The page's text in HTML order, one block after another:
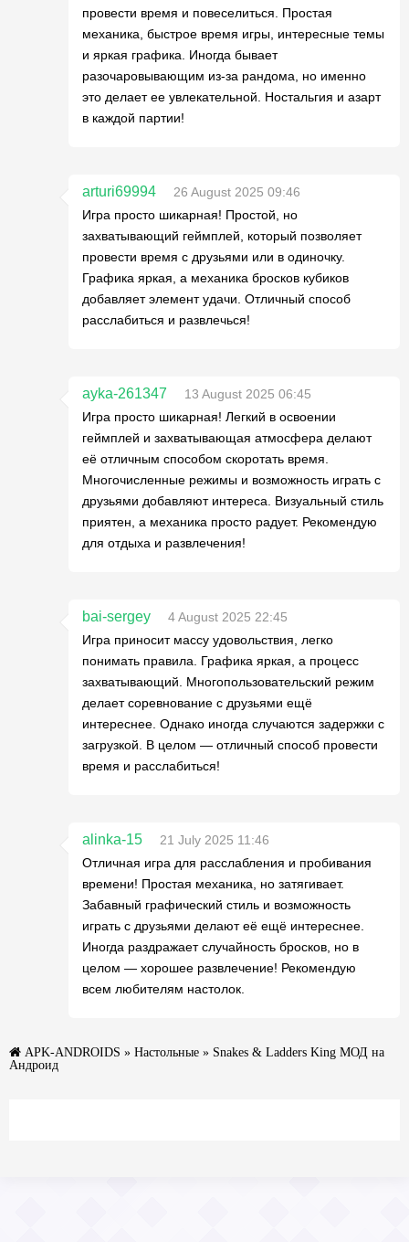
провести время и повеселиться. Простая
механика, быстрое время игры, интересные темы
и яркая графика. Иногда бывает
разочаровывающим из-за рандома, но именно
это делает ее увлекательной. Ностальгия и азарт
в каждой партии!
arturi69994
26 August 2025 09:46
Игра просто шикарная! Простой, но
захватывающий геймплей, который позволяет
провести время с друзьями или в одиночку.
Графика яркая, а механика бросков кубиков
добавляет элемент удачи. Отличный способ
расслабиться и развлечься!
ayka-261347
13 August 2025 06:45
Игра просто шикарная! Легкий в освоении
геймплей и захватывающая атмосфера делают
её отличным способом скоротать время.
Многочисленные режимы и возможность играть с
друзьями добавляют интереса. Визуальный стиль
приятен, а механика просто радует. Рекомендую
для отдыха и развлечения!
bai-sergey
4 August 2025 22:45
Игра приносит массу удовольствия, легко
понимать правила. Графика яркая, а процесс
захватывающий. Многопользовательский режим
делает соревнование с друзьями ещё
интереснее. Однако иногда случаются задержки с
загрузкой. В целом — отличный способ провести
время и расслабиться!
alinka-15
21 July 2025 11:46
Отличная игра для расслабления и пробивания
времени! Простая механика, но затягивает.
Забавный графический стиль и возможность
играть с друзьями делают её ещё интереснее.
Иногда раздражает случайность бросков, но в
целом — хорошее развлечение! Рекомендую
всем любителям настолок.
APK-ANDROIDS » Настольные » Snakes & Ladders King МОД на
Андроид